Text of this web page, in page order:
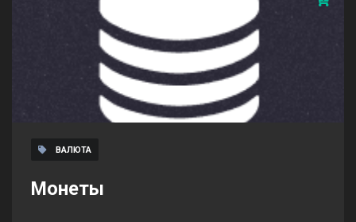
ВАЛЮТА
Монеты